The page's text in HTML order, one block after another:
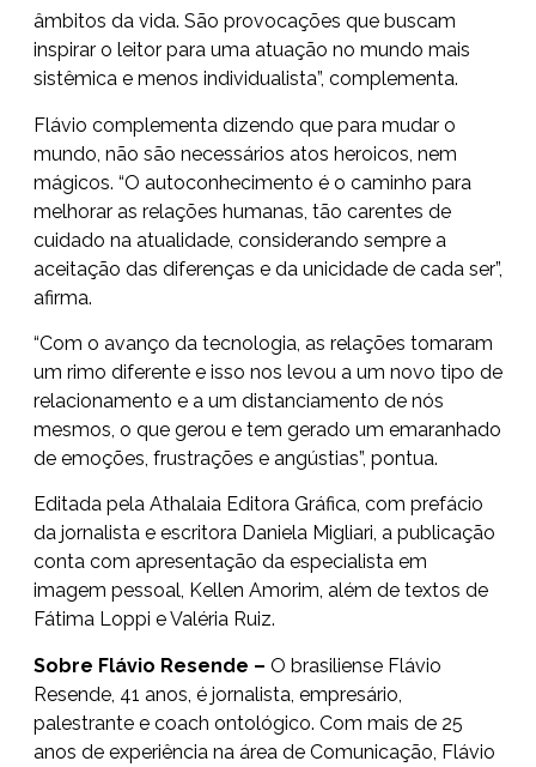
âmbitos da vida. São provocações que buscam
inspirar o leitor para uma atuação no mundo mais
sistêmica e menos individualista”, complementa.
Flávio complementa dizendo que para mudar o
mundo, não são necessários atos heroicos, nem
mágicos. “O autoconhecimento é o caminho para
melhorar as relações humanas, tão carentes de
cuidado na atualidade, considerando sempre a
aceitação das diferenças e da unicidade de cada ser”,
afirma.
“Com o avanço da tecnologia, as relações tomaram
um rimo diferente e isso nos levou a um novo tipo de
relacionamento e a um distanciamento de nós
mesmos, o que gerou e tem gerado um emaranhado
de emoções, frustrações e angústias”, pontua.
Editada pela Athalaia Editora Gráfica, com prefácio
da jornalista e escritora Daniela Migliari, a publicação
conta com apresentação da especialista em
imagem pessoal, Kellen Amorim, além de textos de
Fátima Loppi e Valéria Ruiz.
Sobre Flávio Resende – O brasiliense Flávio
Resende, 41 anos, é jornalista, empresário,
palestrante e coach ontológico. Com mais de 25
anos de experiência na área de Comunicação, Flávio